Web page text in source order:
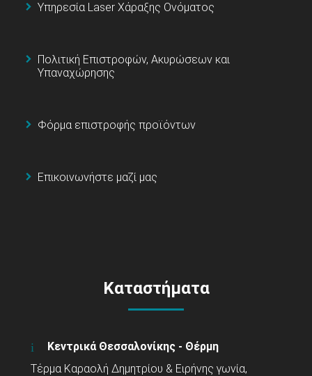
Υπηρεσία Laser Χάραξης Ονόματος
Πολιτική Επιστροφών, Ακυρώσεων και
Υπαναχώρησης
Φόρμα επιστροφής προϊόντων
Επικοινωνήστε μαζί μας
Καταστήματα
Κεντρικά Θεσσαλονίκης - Θέρμη
Τέρμα Καραολή Δημητρίου & Ειρήνης γωνία,